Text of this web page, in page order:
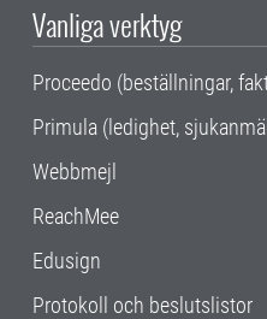
Vanliga verktyg
Proceedo (beställningar,
Primula (ledighet,
Webbmejl
ReachMee
Edusign
Protokoll och beslutslistor